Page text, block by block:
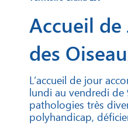
Accueil
des
L’accueil de jour
lundi au vendredi de
pathologies très
polyhandicap,